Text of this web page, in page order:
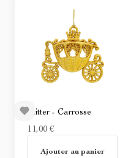
Glitter - Carrosse
11,00 €
Ajouter au panier